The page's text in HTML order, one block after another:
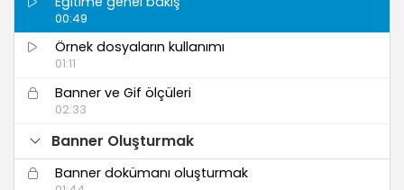
00:49
Örnek dosyaların kullanımı
01:11
Banner ve Gif ölçüleri
02:33
Banner Oluşturmak
Banner dokümanı oluşturmak